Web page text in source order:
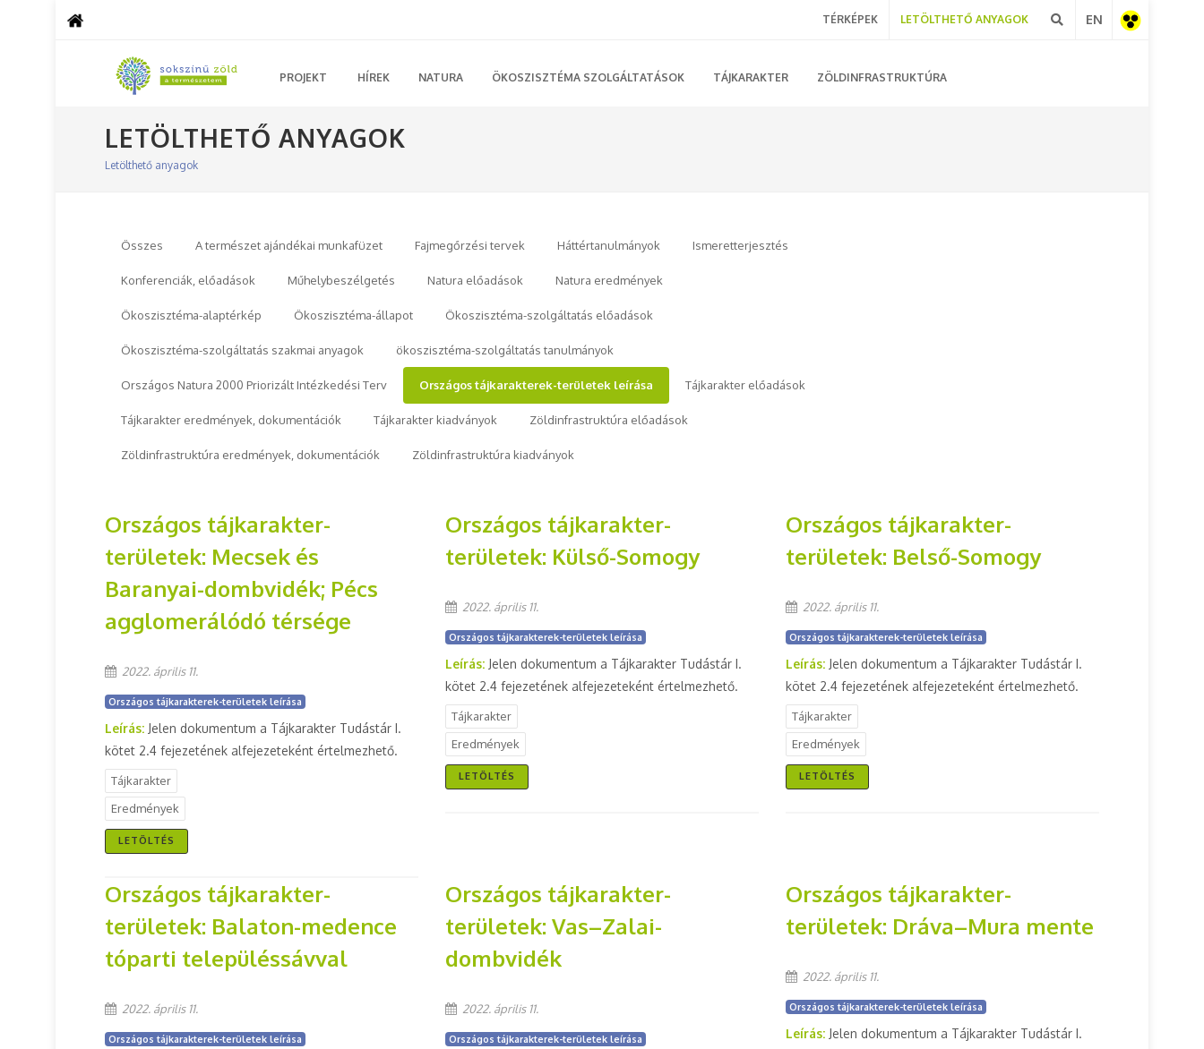
TÉRKÉPEK LETÖLTHETŐ ANYAGOK EN
PROJEKT HÍREK NATURA ÖKOSZISZTÉMA SZOLGÁLTATÁSOK TÁJKARAKTER ZÖLDINFRASTRUKTÚRA
LETÖLTHETŐ ANYAGOK
Letölthető anyagok
Összes A természet ajándékai munkafüzet Fajmegőrzési tervek Háttértanulmányok Ismeretterjesztés
Konferenciák, előadások Műhelybeszélgetés Natura előadások Natura eredmények
Ökoszisztéma-alaptérkép Ökoszisztéma-állapot Ökoszisztéma-szolgáltatás előadások
Ökoszisztéma-szolgáltatás szakmai anyagok ökoszisztéma-szolgáltatás tanulmányok
Országos Natura 2000 Priorizált Intézkedési Terv Országos tájkarakterek-területek leírása Tájkarakter előadások
Tájkarakter eredmények, dokumentációk Tájkarakter kiadványok Zöldinfrastruktúra előadások
Zöldinfrastruktúra eredmények, dokumentációk Zöldinfrastruktúra kiadványok
Országos tájkarakter-
területek: Mecsek és
Baranyai-dombvidék; Pécs
agglomerálódó térsége
2022. április 11.
Országos tájkarakterek-területek leírása
Leírás: Jelen dokumentum a Tájkarakter Tudástár I.
kötet 2.4 fejezetének alfejezeteként értelmezhető.
Tájkarakter
Eredmények
LETÖLTÉS
Országos tájkarakter-
területek: Külső-Somogy
2022. április 11.
Országos tájkarakterek-területek leírása
Leírás: Jelen dokumentum a Tájkarakter Tudástár I.
kötet 2.4 fejezetének alfejezeteként értelmezhető.
Tájkarakter
Eredmények
LETÖLTÉS
Országos tájkarakter-
területek: Belső-Somogy
2022. április 11.
Országos tájkarakterek-területek leírása
Leírás: Jelen dokumentum a Tájkarakter Tudástár I.
kötet 2.4 fejezetének alfejezeteként értelmezhető.
Tájkarakter
Eredmények
LETÖLTÉS
Országos tájkarakter-
területek: Balaton-medence
tóparti településsávval
2022. április 11.
Országos tájkarakterek-területek leírása
Országos tájkarakter-
területek: Vas–Zalai-
dombvidék
2022. április 11.
Országos tájkarakterek-területek leírása
Országos tájkarakter-
területek: Dráva–Mura mente
2022. április 11.
Országos tájkarakterek-területek leírása
Leírás: Jelen dokumentum a Tájkarakter Tudástár I.